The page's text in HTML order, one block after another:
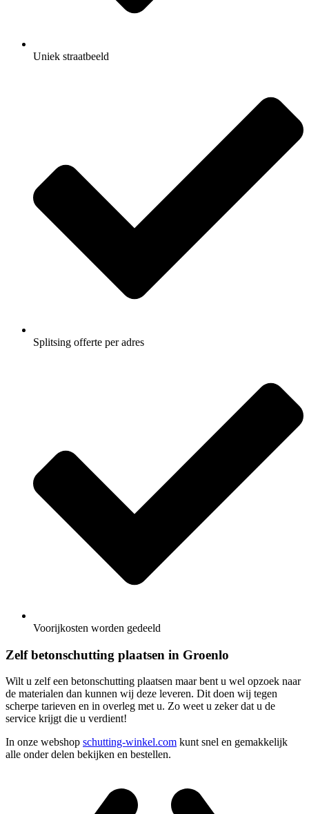
Uniek straatbeeld
Splitsing offerte per adres
Voorijkosten worden gedeeld
Zelf betonschutting plaatsen in Groenlo
Wilt u zelf een betonschutting plaatsen maar bent u wel opzoek naar
de materialen dan kunnen wij deze leveren. Dit doen wij tegen
scherpe tarieven en in overleg met u. Zo weet u zeker dat u de
service krijgt die u verdient!
In onze webshop schutting-winkel.com kunt snel en gemakkelijk
alle onder delen bekijken en bestellen.